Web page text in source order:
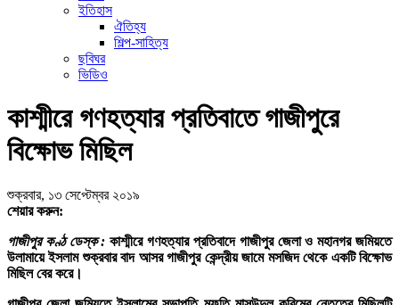
ইতিহাস
ঐতিহ্য
শিল্প-সাহিত্য
ছবিঘর
ভিডিও
কাশ্মীরে গণহত্যার প্রতিবাতে গাজীপুরে
বিক্ষোভ মিছিল
শুক্রবার, ১৩ সেপ্টেম্বর ২০১৯
শেয়ার করুন:
গাজীপুর কণ্ঠ ডেস্ক : কাশ্মীরে গণহত্যার প্রতিবাদে গাজীপুর জেলা ও মহানগর জমিয়তে
উলামায়ে ইসলাম শুক্রবার বাদ আসর গাজীপুর কেন্দ্রীয় জামে মসজিদ থেকে একটি বিক্ষোভ
মিছিল বের করে।